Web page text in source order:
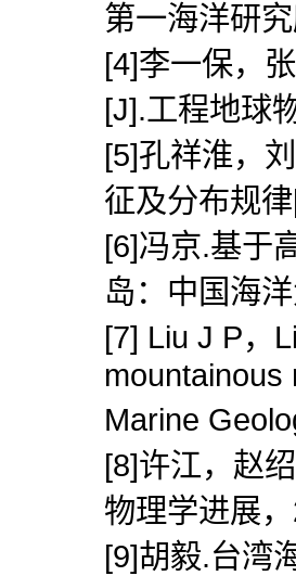
第一海洋研
[4]李一保，
[J].工程地球
[5]孔祥淮，
征及分布规
[6]冯京.基于
岛：中国海
[7] Liu J P，
mountainous
Marine
[8]许江，赵
物理学进展
[9]胡毅.台湾